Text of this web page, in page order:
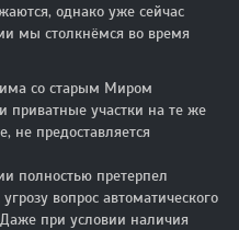
однако уже сейчас
мы столкнёмся во время
со старым Миром
приватные участки на те же
не предоставляется
полностью претерпел
вопрос автоматического
Даже при условии наличия